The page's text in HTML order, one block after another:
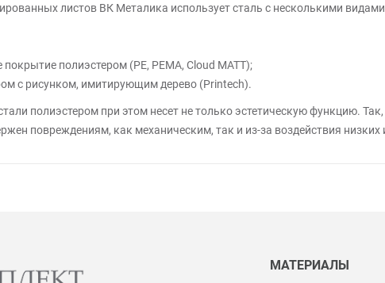
листов ВК Металика использует сталь с несколькими
полиэстером (PE, PEMA, Cloud MATT);
с рисунком, имитирующим дерево (Printech).
полиэстером при этом несет не только эстетическую функцию.
повреждениям, как механическим, так и из-за воздействия низких
МАТЕРИАЛЫ